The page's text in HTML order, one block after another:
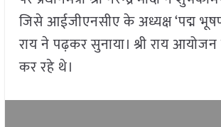
जिसे आईजीएनसीए के अध्यक्ष ‘पद्म
राय ने पढ़कर सुनाया। श्री राय आयोजन
कर रहे थे।